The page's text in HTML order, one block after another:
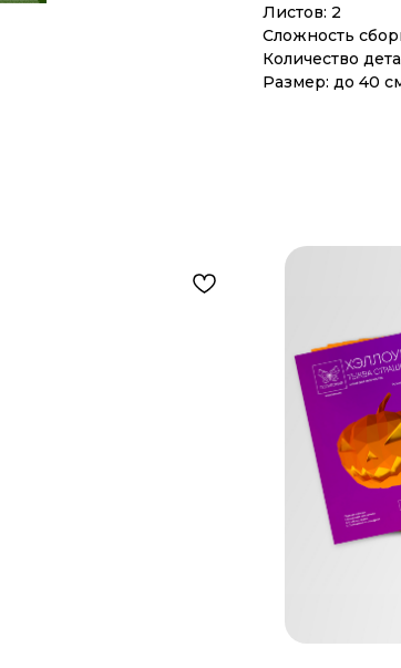
Листов: 2
Сложность
Количество
Размер: до 40